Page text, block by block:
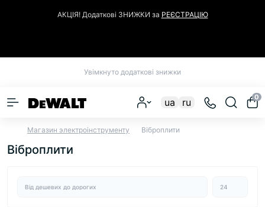
АКЦІЯ! Додаткові ЗНИЖКИ за РЕЄСТРАЦІЮ
Увімкнуто додаткові знижки
ua ru 0
Магазин электроінструменту Віброплити
Віброплити